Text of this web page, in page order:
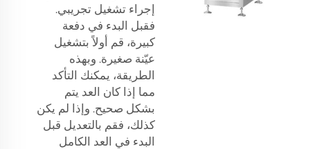
إجراء تشغيل تجريبي.
فقبل البدء في دفعة
كبيرة، قم أولاً بتشغيل
عيّنة صغيرة. وبهذه
الطريقة، يمكنك التأكد
مما إذا كان العد يتم
بشكل صحيح. وإذا لم يكن
كذلك، فقم بالتعديل قبل
البدء في العد الكامل